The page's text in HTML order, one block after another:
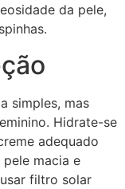
da pele,
simples, mas
Hidrate-se
adequado
macia e
filtro solar